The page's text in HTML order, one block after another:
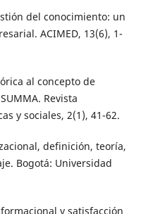
del conocimiento: un
ACIMED, 13(6), 1-
al concepto de
Revista
y sociales, 2(1), 41-62.
definición, teoría,
Bogotá: Universidad
y satisfacción